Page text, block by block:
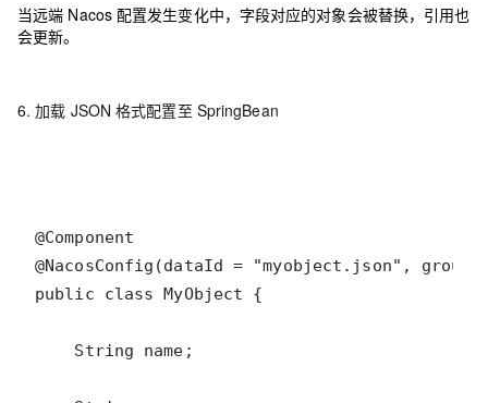
当远端 Nacos 配置发生变化中，字段对应的对象会被替换，引用也
会更新。
6. 加载 JSON 格式配置至 SpringBean